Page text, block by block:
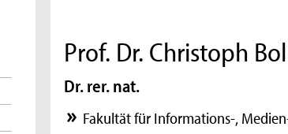
Prof. Dr. Christoph
Dr. rer. nat.
Fakultät für Informations-,